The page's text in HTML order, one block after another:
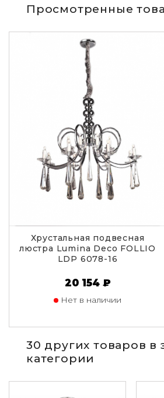
Просмотренные
Хрустальная подвесная
люстра Lumina Deco FOLLIO
LDP 6078-16
20 154 ₽
Нет в наличии
30 других товаров в
категории